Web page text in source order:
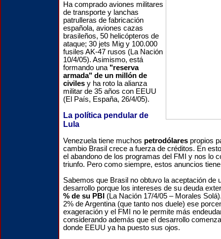
Ha comprado aviones militares
de transporte y lanchas
patrulleras de fabricación
española, aviones cazas
brasileños, 50 helicópteros de
ataque; 30 jets Mig y 100.000
fusiles AK-47 rusos (La Nación
10/4/05). Asimismo, está
formando una "reserva
armada" de un millón de
civiles y ha roto la alianza
militar de 35 años con EEUU
(El País, España, 26/4/05).
La política pendular de
Lula
Venezuela tiene muchos petrodólares propios
cambio Brasil crece a fuerza de créditos. En
el abandono de los programas del FMI y nos lo
triunfo. Pero como siempre, estos anuncios
Sabemos que Brasil no obtuvo la aceptación de
desarrollo porque los intereses de su deuda
% de su PBI (La Nación 17/4/05 – Morales
2% de Argentina (que tanto nos duele) ese
exageración y el FMI no le permite más
considerando además que el desarrollo
donde EEUU ya ha puesto sus ojos.